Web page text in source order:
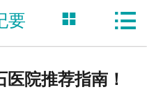
网站首页
医师团队
要  
院推荐指南！